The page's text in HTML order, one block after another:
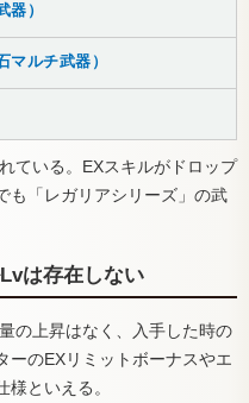
器）
マルチ武器）
ている。EXスキルがドロップ
も「レガリアシリーズ」の武
は存在しない
の上昇はなく、入手した時の
ーのEXリミットボーナスやエ
といえる。